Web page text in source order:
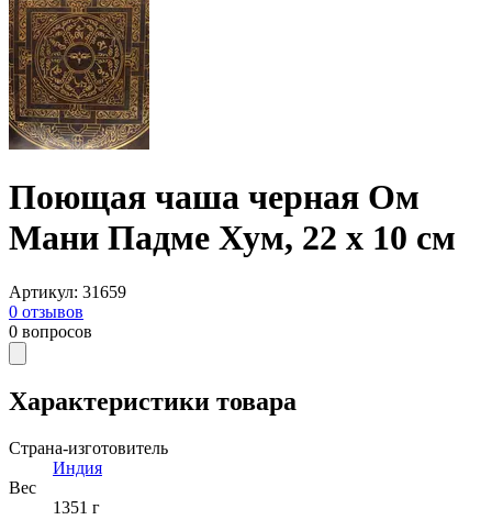
Поющая чаша черная Ом
Мани Падме Хум, 22 х 10 см
Артикул: 31659
0 отзывов
0 вопросов
Характеристики товара
Страна-изготовитель
Индия
Вес
1351 г